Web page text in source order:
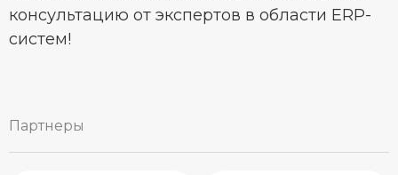
консультацию от экспертов в области ERP-
систем!
Партнеры